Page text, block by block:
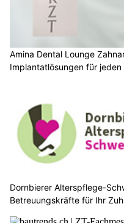
Amina Dental Lounge
Implantatlösungen für jeden
Dornbierer Alterspflege-
Betreuungskräfte für Ihr